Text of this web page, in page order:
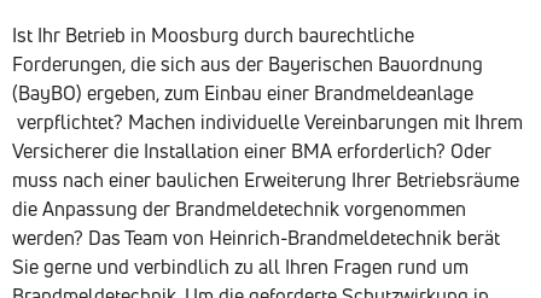
Ist Ihr Betrieb in Moosburg durch baurechtliche
Forderungen, die sich aus der Bayerischen Bauordnung
(BayBO) ergeben, zum Einbau einer Brandmeldeanlage
verpflichtet? Machen individuelle Vereinbarungen mit Ihrem
Versicherer die Installation einer BMA erforderlich? Oder
muss nach einer baulichen Erweiterung Ihrer Betriebsräume
die Anpassung der Brandmeldetechnik vorgenommen
werden? Das Team von Heinrich-Brandmeldetechnik berät
Sie gerne und verbindlich zu all Ihren Fragen rund um